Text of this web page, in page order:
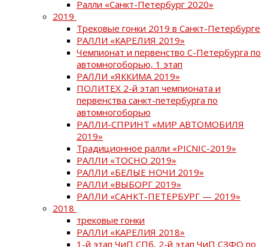
Ралли «Санкт-Петербург 2020»
2019
Трековые гонки 2019 в Санкт-Петербурге
РАЛЛИ «КАРЕЛИЯ 2019»
Чемпионат и первенство С-Петербурга по
автомногоборью, 1 этап
РАЛЛИ «ЯККИМА 2019»
ПОЛИТЕХ 2-й этап чемпионата и
первенства санкт-петербурга по
автомногоборью
РАЛЛИ-СПРИНТ «МИР АВТОМОБИЛЯ
2019»
Традиционное ралли «PICNIC-2019»
РАЛЛИ «ТОСНО 2019»
РАЛЛИ «БЕЛЫЕ НОЧИ 2019»
РАЛЛИ «ВЫБОРГ 2019»
РАЛЛИ «САНКТ-ПЕТЕРБУРГ — 2019»
2018
трековые гонки
РАЛЛИ «КАРЕЛИЯ 2018»
1-й этап ЧиП СПб, 2-й этап ЧиП СЗФО по